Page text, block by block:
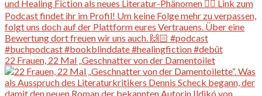
22 Frauen, 22 Mal „Geschnatter von der Damentoilet